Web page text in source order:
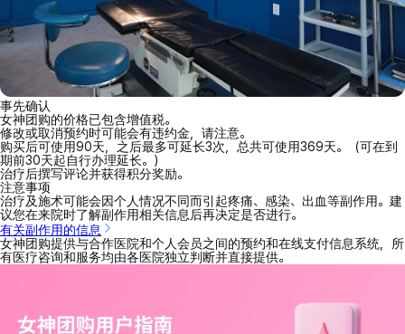
事先确认
女神团购的价格已包含增值税。
修改或取消预约时可能会有违约金，请注意。
购买后可使用90天，之后最多可延长3次，总共可使用369天。（可在到
期前30天起自行办理延长。）
治疗后撰写评论并获得积分奖励。
注意事项
治疗及施术可能会因个人情况不同而引起疼痛、感染、出血等副作用。建
议您在来院时了解副作用相关信息后再决定是否进行。
有关副作用的信息
女神团购提供与合作医院和个人会员之间的预约和在线支付信息系统，所
有医疗咨询和服务均由各医院独立判断并直接提供。